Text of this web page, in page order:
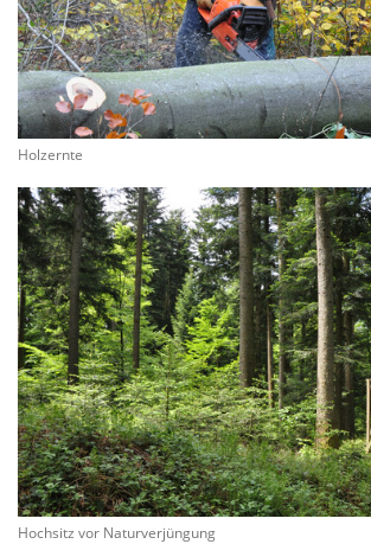
Holzernte
Hochsitz vor Naturverjüngung